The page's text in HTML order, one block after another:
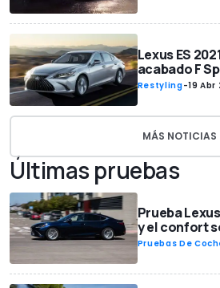
Lexus ES
acabado F
Restyling-19 Abr
MÁS NOTICIAS
Últimas pruebas
Prueba
y el confort
Pruebas De